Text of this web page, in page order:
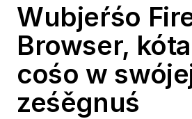
Wubjeŕśo
Browser,
cośo w
ześěgnuś